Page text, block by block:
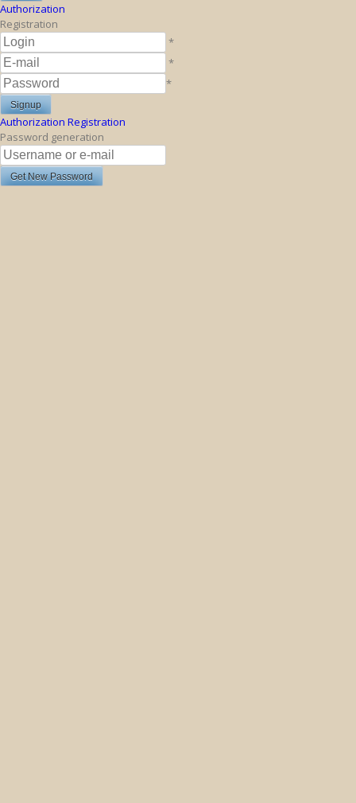
Authorization
Registration
*
*
*
Authorization Registration
Password generation